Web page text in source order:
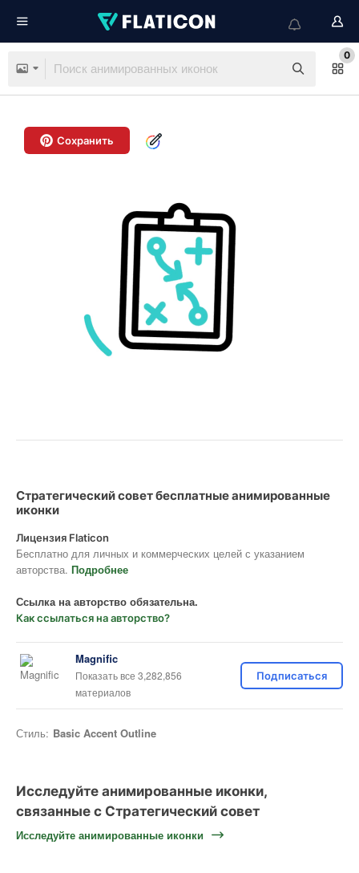
0
Сохранить
Стратегический совет бесплатные анимированные
иконки
Лицензия Flaticon
Бесплатно для личных и коммерческих целей с указанием
авторства. Подробнее
Ссылка на авторство обязательна.
Как ссылаться на авторство?
Magnific
Показать все 3,282,856
материалов
Подписаться
Стиль: Basic Accent Outline
Исследуйте анимированные иконки,
связанные с Стратегический совет
Исследуйте анимированные иконки